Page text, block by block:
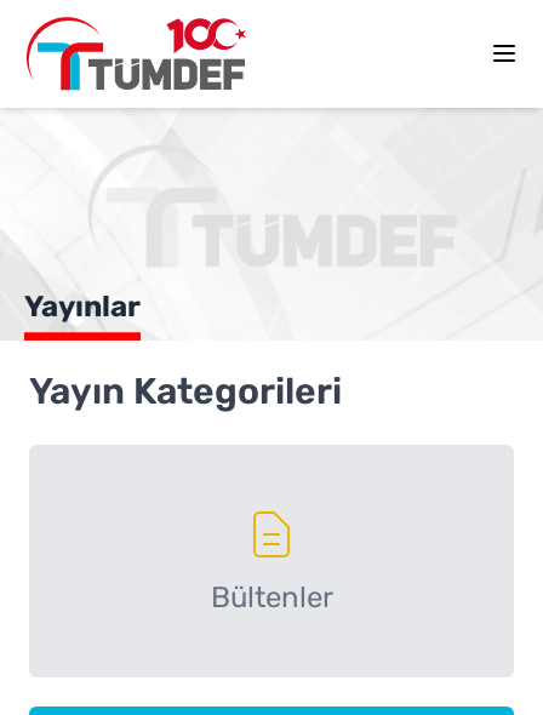
Yayınlar
Yayın Kategorileri
Bültenler